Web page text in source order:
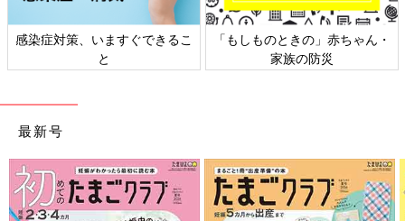
感染症対策、いますぐできるこ
と
「もしものときの」赤ちゃん・
家族の防災
最新号